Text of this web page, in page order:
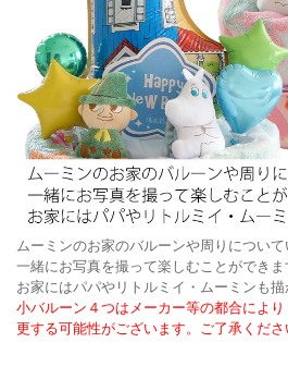
ムーミンのお家のバルーンや周りについ
一緒にお写真を撮って楽しむことができま
お家にはパパやリトルミイ・ムーミンも描
小バルーン４つはメーカー等の都合によ
更する可能性がございます。ご了承くださ